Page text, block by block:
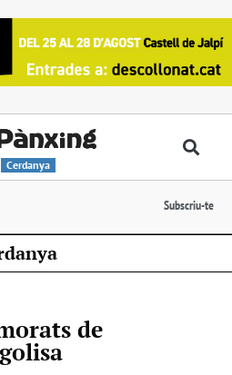
Cerdanya
Subscriu-te
de